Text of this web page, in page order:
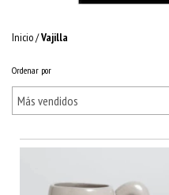
Inicio/Vajilla
Ordenar por